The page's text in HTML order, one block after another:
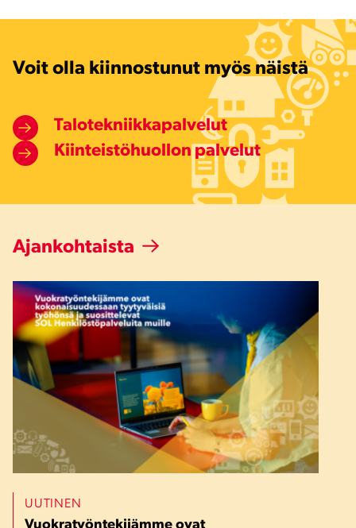
Voit olla kiinnostunut myös näistä
Talotekniikkapalvelut
Kiinteistöhuollon palvelut
Ajankohtaista
UUTINEN